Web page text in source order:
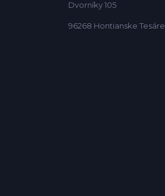
Dvorníky 105
96268 Hontianske Tesáre